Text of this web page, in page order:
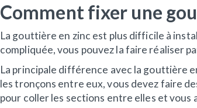
Comment fixer une
La gouttière en zinc est plus difficile à
compliquée, vous pouvez la faire réaliser
La principale différence avec la gouttière
les tronçons entre eux, vous devez faire
pour coller les sections entre elles et vous